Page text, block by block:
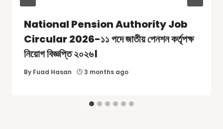
National Pension Authority Job
Circular 2026-১১ পদে জাতীয় পেনশন কর্তৃপক্ষ
নিয়োগ বিজ্ঞপ্তি ২০২৬।
By Fuad Hasan 3 months ago